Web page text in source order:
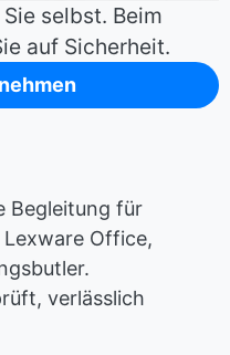
selbst. Beim
auf Sicherheit.
Begleitung für
Office,
verlässlich